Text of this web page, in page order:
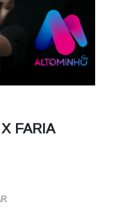
FARIA